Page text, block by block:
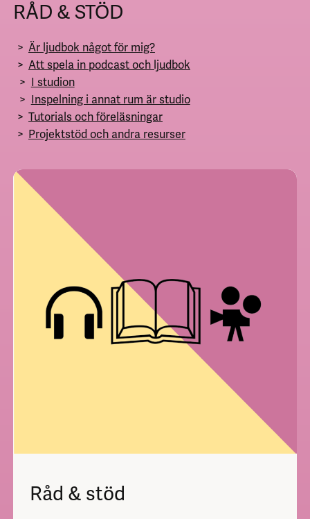
RÅD & STÖD
Är ljudbok något för mig?
Att spela in podcast och ljudbok
I studion
Inspelning i annat rum är studio
Tutorials och föreläsningar
Projektstöd och andra resurser
Råd & stöd